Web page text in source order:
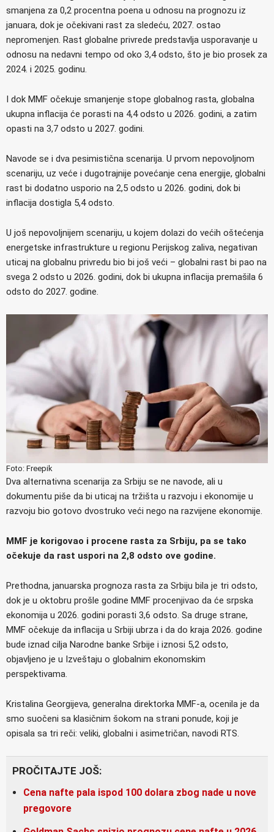
smanjena za 0,2 procentna poena u odnosu na prognozu iz
januara, dok je očekivani rast za sledeću, 2027. ostao
nepromenjen. Rast globalne privrede predstavlja usporavanje u
odnosu na nedavni tempo od oko 3,4 odsto, što je bio prosek za
2024. i 2025. godinu.
I dok MMF očekuje smanjenje stope globalnog rasta, globalna
ukupna inflacija će porasti na 4,4 odsto u 2026. godini, a zatim
opasti na 3,7 odsto u 2027. godini.
Navode se i dva pesimistična scenarija. U prvom nepovoljnom
scenariju, uz veće i dugotrajnije povećanje cena energije, globalni
rast bi dodatno usporio na 2,5 odsto u 2026. godini, dok bi
inflacija dostigla 5,4 odsto.
U još nepovoljnijem scenariju, u kojem dolazi do većih oštećenja
energetske infrastrukture u regionu Perijskog zaliva, negativan
uticaj na globalnu privredu bio bi još veći – globalni rast bi pao na
svega 2 odsto u 2026. godini, dok bi ukupna inflacija premašila 6
odsto do 2027. godine.
Foto: Freepik
Dva alternativna scenarija za Srbiju se ne navode, ali u
dokumentu piše da bi uticaj na tržišta u razvoju i ekonomije u
razvoju bio gotovo dvostruko veći nego na razvijene ekonomije.
MMF je korigovao i procene rasta za Srbiju, pa se tako
očekuje da rast uspori na 2,8 odsto ove godine.
Prethodna, januarska prognoza rasta za Srbiju bila je tri odsto,
dok je u oktobru prošle godine MMF procenjivao da će srpska
ekonomija u 2026. godini porasti 3,6 odsto. Sa druge strane,
MMF očekuje da inflacija u Srbiji ubrza i da do kraja 2026. godine
bude iznad cilja Narodne banke Srbije i iznosi 5,2 odsto,
objavljeno je u Izveštaju o globalnim ekonomskim
perspektivama.
Kristalina Georgijeva, generalna direktorka MMF-a, ocenila je da
smo suočeni sa klasičnim šokom na strani ponude, koji je
opisala sa tri reči: veliki, globalni i asimetričan, navodi RTS.
PROČITAJTE JOŠ:
Cena nafte pala ispod 100 dolara zbog nade u nove
pregovore